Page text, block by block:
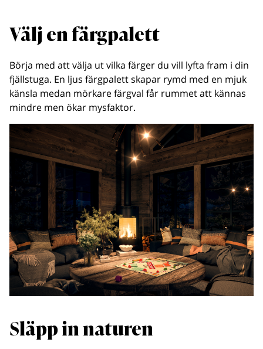
Välj en färgpalett
Börja med att välja ut vilka färger du vill lyfta fram i din
fjällstuga. En ljus färgpalett skapar rymd med en mjuk
känsla medan mörkare färgval får rummet att kännas
mindre men ökar mysfaktor.
Släpp in naturen